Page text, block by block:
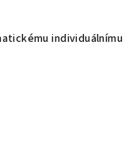
individuálnímu